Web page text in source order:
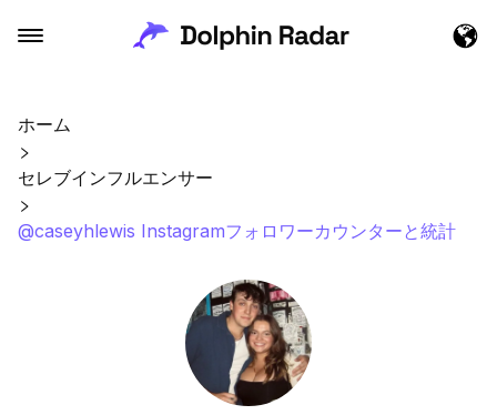
ホーム
セレブインフルエンサー
@caseyhlewis Instagramフォロワーカウンターと統計